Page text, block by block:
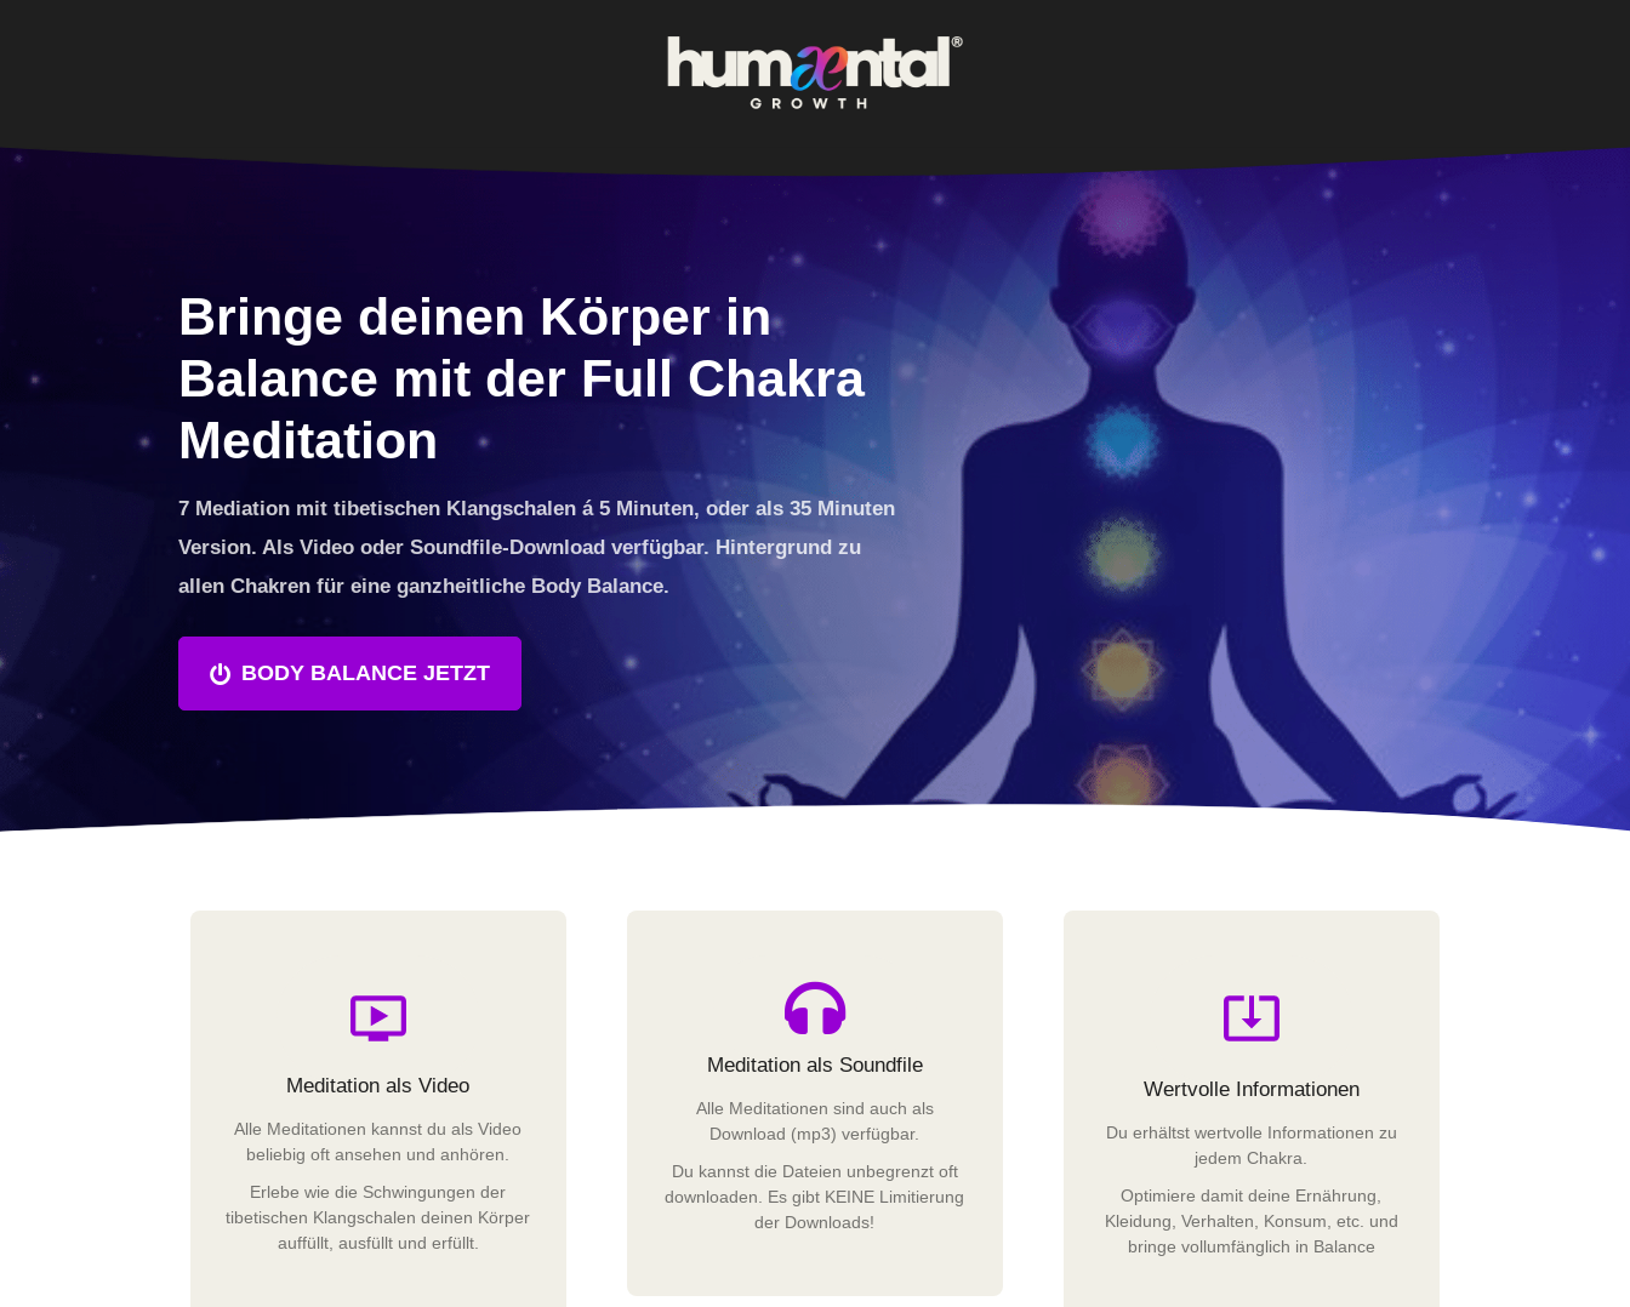
Bringe deinen Körper in
Balance mit der Full Chakra
Meditation
7 Mediation mit tibetischen Klangschalen á 5 Minuten, oder als 35 Minuten
Version. Als Video oder Soundfile-Download verfügbar. Hintergrund zu
allen Chakren für eine ganzheitliche Body Balance.
BODY BALANCE JETZT
Meditation als Video
Alle Meditationen kannst du als Video
beliebig oft ansehen und anhören.
Erlebe wie die Schwingungen der
tibetischen Klangschalen deinen Körper
auffüllt, ausfüllt und erfüllt.
Meditation als Soundfile
Alle Meditationen sind auch als
Download (mp3) verfügbar.
Du kannst die Dateien unbegrenzt oft
downloaden. Es gibt KEINE Limitierung
der Downloads!
Wertvolle Informationen
Du erhältst wertvolle Informationen zu
jedem Chakra.
Optimiere damit deine Ernährung,
Kleidung, Verhalten, Konsum, etc. und
bringe vollumfänglich in Balance